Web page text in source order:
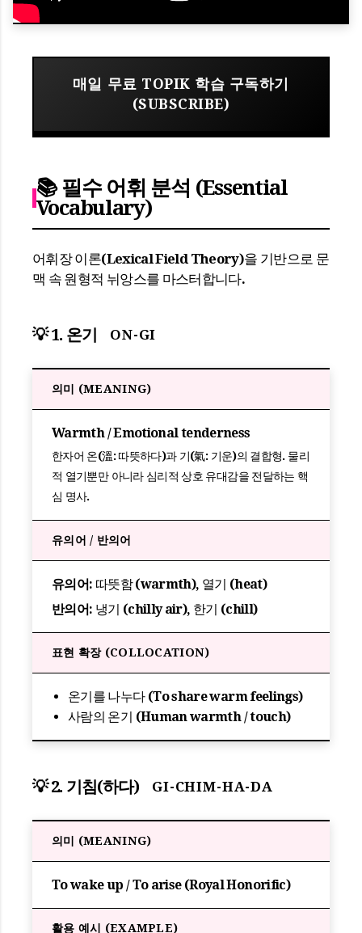
매일 무료 TOPIK 학습 구독하기
(SUBSCRIBE)
📚 필수 어휘 분석 (Essential
Vocabulary)
어휘장 이론(Lexical Field Theory)을 기반으로 문
맥 속 원형적 뉘앙스를 마스터합니다.
💡 1. 온기 ON-GI
의미 (MEANING)
Warmth / Emotional tenderness
한자어 온(溫: 따뜻하다)과 기(氣: 기운)의 결합형. 물리
적 열기뿐만 아니라 심리적 상호 유대감을 전달하는 핵
심 명사.
유의어 / 반의어
유의어: 따뜻함 (warmth), 열기 (heat)
반의어: 냉기 (chilly air), 한기 (chill)
표현 확장 (COLLOCATION)
온기를 나누다 (To share warm feelings)
사람의 온기 (Human warmth / touch)
💡 2. 기침(하다) GI-CHIM-HA-DA
의미 (MEANING)
To wake up / To arise (Royal Honorific)
활용 예시 (EXAMPLE)